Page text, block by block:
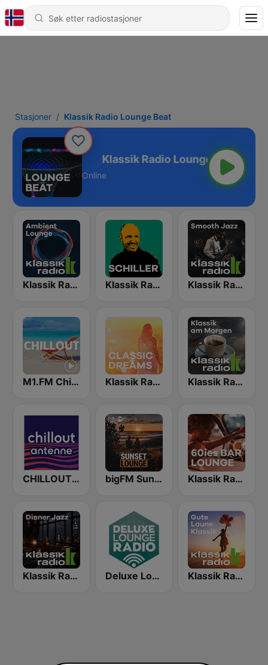
Stasjoner Klassik Radio Lounge Beat
Beat
Online
Klassik Radio Ambient Lounge Klassik Radio SCHILLER Klassik Radio Smooth Jazz
M1.FM Chillout Klassik Radio Classic Dreams Klassik Radio Klassik am Morgen
CHILLOUT ANTENNE von ANTENNE BAYERN bigFM Sunset Lounge Klassik Radio 60ies Bar Lounge
Klassik Radio Dinner Jazz Deluxe Lounge Radio Klassik Radio Feel Good Klassik